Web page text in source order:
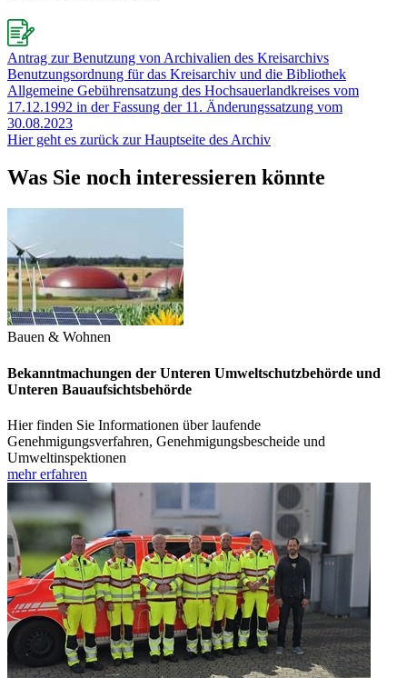
Antrag zur Benutzung von Archivalien des Kreisarchivs
Benutzungsordnung für das Kreisarchiv und die Bibliothek
Allgemeine Gebührensatzung des Hochsauerlandkreises vom
17.12.1992 in der Fassung der 11. Änderungssatzung vom
30.08.2023
Hier geht es zurück zur Hauptseite des Archiv
Was Sie noch interessieren könnte
Bauen & Wohnen
Bekanntmachungen der Unteren Umweltschutzbehörde und
Unteren Bauaufsichtsbehörde
Hier finden Sie Informationen über laufende
Genehmigungsverfahren, Genehmigungsbescheide und
Umweltinspektionen
mehr erfahren